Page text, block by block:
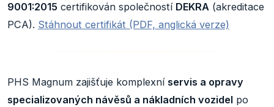
9001:2015 certifikován společností DEKRA (akreditace
PCA). Stáhnout certifikát (PDF, anglická verze)
PHS Magnum zajišťuje komplexní servis a opravy
specializovaných návěsů a nákladních vozidel po